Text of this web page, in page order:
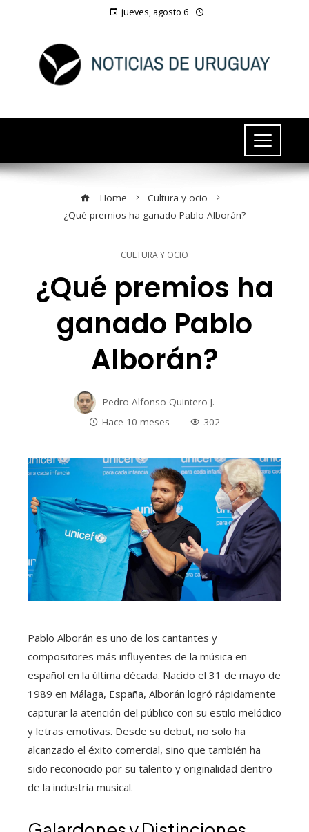
jueves, agosto 6
Home
Cultura y ocio
¿Qué premios ha ganado Pablo Alborán?
CULTURA Y OCIO
¿Qué premios ha
ganado Pablo
Alborán?
Pedro Alfonso Quintero J.
Hace 10 meses
302
Pablo Alborán es uno de los cantantes y
compositores más influyentes de la música en
español en la última década. Nacido el 31 de mayo de
1989 en Málaga, España, Alborán logró rápidamente
capturar la atención del público con su estilo melódico
y letras emotivas. Desde su debut, no solo ha
alcanzado el éxito comercial, sino que también ha
sido reconocido por su talento y originalidad dentro
de la industria musical.